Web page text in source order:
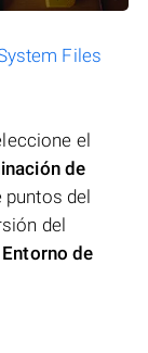
Files
el
de
puntos del
del
Entorno de